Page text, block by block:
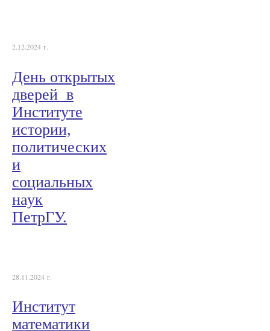
2.12.2024 г.
День открытых
дверей в
Институте
истории,
политических
и
социальных
наук
ПетрГУ.
28.11.2024 г.
Институт
математики